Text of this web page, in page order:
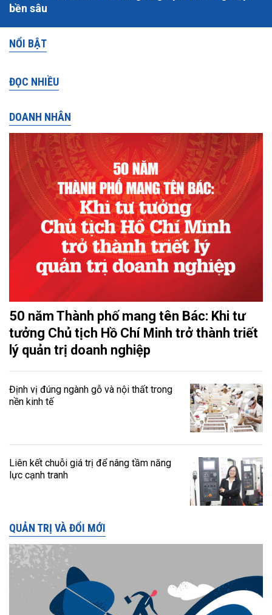
bền sâu
NỔI BẬT
ĐỌC NHIỀU
DOANH NHÂN
50 năm Thành phố mang tên Bác: Khi tư
tưởng Chủ tịch Hồ Chí Minh trở thành triết
lý quản trị doanh nghiệp
Định vị đúng ngành gỗ và nội thất trong
nền kinh tế
Liên kết chuỗi giá trị để nâng tầm năng
lực cạnh tranh
QUẢN TRỊ VÀ ĐỔI MỚI